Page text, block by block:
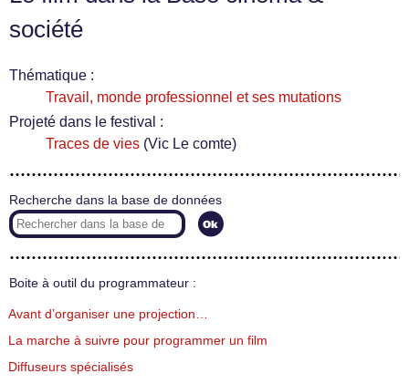
société
Thématique :
Travail, monde professionnel et ses mutations
Projeté dans le festival :
Traces de vies (Vic Le comte)
Recherche dans la base de données
Boite à outil du programmateur :
Avant d’organiser une projection…
La marche à suivre pour programmer un film
Diffuseurs spécialisés